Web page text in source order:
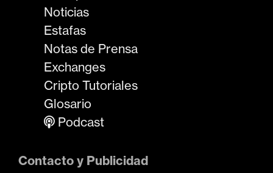
Noticias
Estafas
Notas de Prensa
Exchanges
Cripto Tutoriales
Glosario
Podcast
Contacto y Publicidad